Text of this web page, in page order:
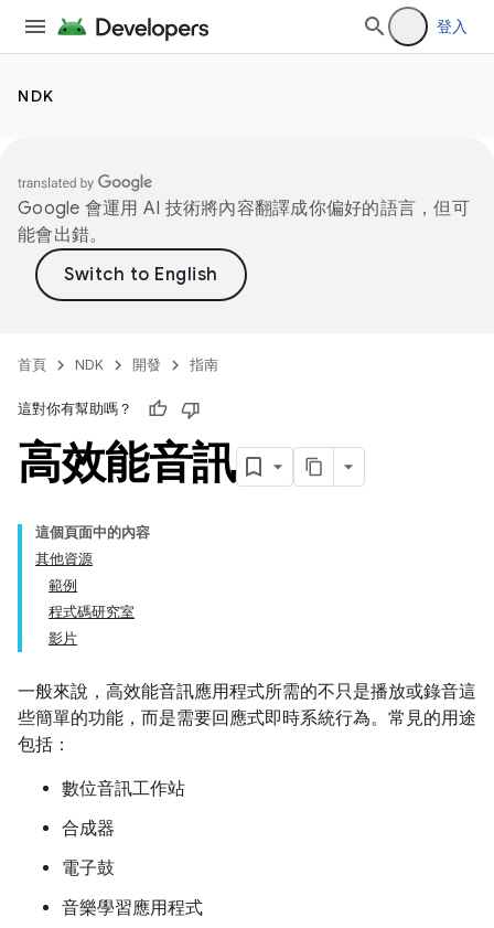
登入
NDK
Google 會運用 AI 技術將內容翻譯成你偏好的語言，但可
能會出錯。
首頁 NDK 開發 指南
這對你有幫助嗎？
高效能音訊
這個頁面中的內容
其他資源
範例
程式碼研究室
影片
一般來說，高效能音訊應用程式所需的不只是播放或錄音這
些簡單的功能，而是需要回應式即時系統行為。常見的用途
包括：
數位音訊工作站
合成器
電子鼓
音樂學習應用程式